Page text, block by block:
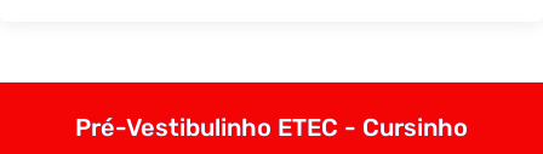
Pré-Vestibulinho ETEC - Cursinho